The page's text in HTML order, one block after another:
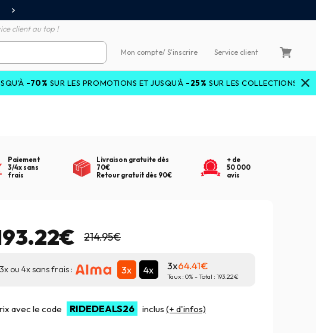
client au top !
Mon compte/ S'inscrire Service client
LES PROMOTIONS ET JUSQU'À-25%SUR LES COLLECTIONS COURANTES
Paiement
3/4x sans
frais
Livraison gratuite dès
70€
Retour gratuit dès 90€
+ de
50 000
avis
214.95€
3x ou 4x sans frais : 3x 4x 3x64.41
Taux : 0% - Total : 193.22
avec le code RIDEDEALS26 inclus (+ d'infos)